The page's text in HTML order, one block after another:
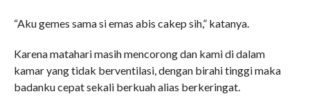
“Aku gemes sama si emas abis cakep sih,” katanya.
Karena matahari masih mencorong dan kami di dalam
kamar yang tidak berventilasi, dengan birahi tinggi maka
badanku cepat sekali berkuah alias berkeringat.